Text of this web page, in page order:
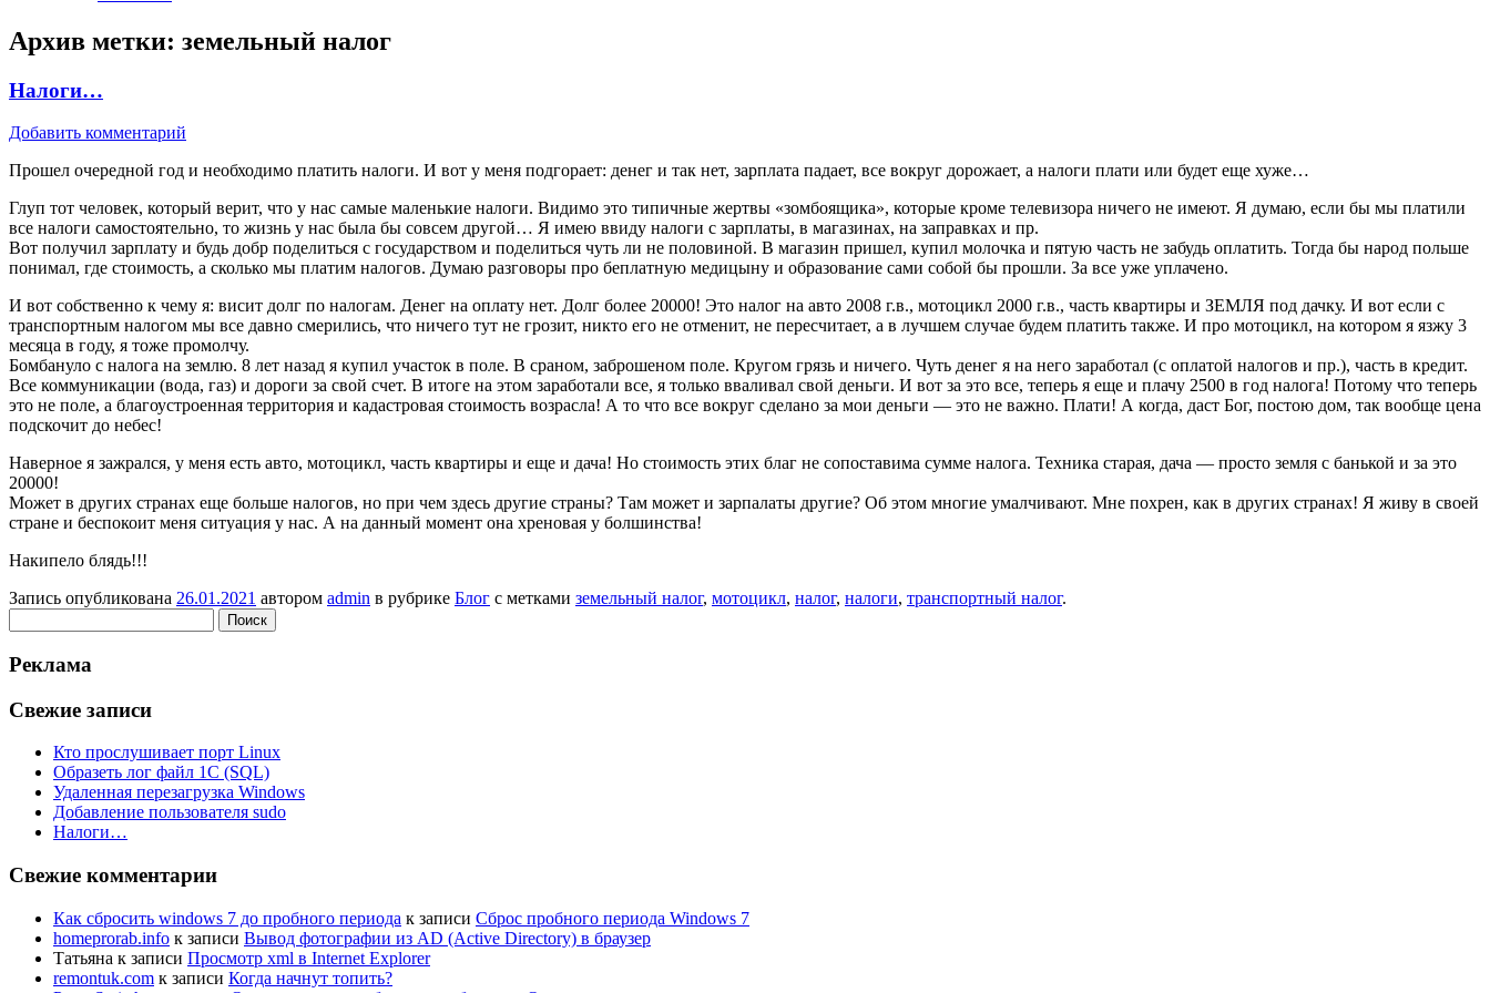
Архив метки: земельный налог
Налоги…
Добавить комментарий
Прошел очередной год и необходимо платить налоги. И вот у меня подгорает: денег и так нет, зарплата падает, все вокруг дорожает, а налоги плати или будет еще хуже…
Глуп тот человек, который верит, что у нас самые маленькие налоги. Видимо это типичные жертвы «зомбоящика», которые кроме телевизора ничего не имеют. Я думаю, если бы мы платили
все налоги самостоятельно, то жизнь у нас была бы совсем другой… Я имею ввиду налоги с зарплаты, в магазинах, на заправках и пр.
Вот получил зарплату и будь добр поделиться с государством и поделиться чуть ли не половиной. В магазин пришел, купил молочка и пятую часть не забудь оплатить. Тогда бы народ польше
понимал, где стоимость, а сколько мы платим налогов. Думаю разговоры про беплатную медицыну и образование сами собой бы прошли. За все уже уплачено.
И вот собственно к чему я: висит долг по налогам. Денег на оплату нет. Долг более 20000! Это налог на авто 2008 г.в., мотоцикл 2000 г.в., часть квартиры и ЗЕМЛЯ под дачку. И вот если с
транспортным налогом мы все давно смерились, что ничего тут не грозит, никто его не отменит, не пересчитает, а в лучшем случае будем платить также. И про мотоцикл, на котором я язжу 3
месяца в году, я тоже промолчу.
Бомбануло с налога на землю. 8 лет назад я купил участок в поле. В сраном, заброшеном поле. Кругом грязь и ничего. Чуть денег я на него заработал (с оплатой налогов и пр.), часть в кредит.
Все коммуникации (вода, газ) и дороги за свой счет. В итоге на этом заработали все, я только вваливал свой деньги. И вот за это все, теперь я еще и плачу 2500 в год налога! Потому что теперь
это не поле, а благоустроенная территория и кадастровая стоимость возрасла! А то что все вокруг сделано за мои деньги — это не важно. Плати! А когда, даст Бог, постою дом, так вообще цена
подскочит до небес!
Наверное я зажрался, у меня есть авто, мотоцикл, часть квартиры и еще и дача! Но стоимость этих благ не сопоставима сумме налога. Техника старая, дача — просто земля с банькой и за это
20000!
Может в других странах еще больше налогов, но при чем здесь другие страны? Там может и зарпалаты другие? Об этом многие умалчивают. Мне похрен, как в других странах! Я живу в своей
стране и беспокоит меня ситуация у нас. А на данный момент она хреновая у болшинства!
Накипело блядь!!!
Запись опубликована 26.01.2021 автором admin в рубрике Блог с метками земельный налог, мотоцикл, налог, налоги, транспортный налог.
Реклама
Свежие записи
Кто прослушивает порт Linux
Образеть лог файл 1С (SQL)
Удаленная перезагрузка Windows
Добавление пользователя sudo
Налоги…
Свежие комментарии
Как сбросить windows 7 до пробного периода к записи Сброс пробного периода Windows 7
homeprorab.info к записи Вывод фотографии из AD (Active Directory) в браузер
Татьяна к записи Просмотр xml в Internet Explorer
remontuk.com к записи Когда начнут топить?